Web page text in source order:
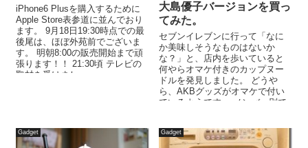
iPhone6 Plusを購入するために
Apple Store表参道に並んでおり
ます。 9月18日19:30時点での最
後尾は、ほぼ外苑前でございま
す。 明朝8:00の販売開始まで頑
張ります！！ 21:30頃 テレビの
取材を受けまし...
大島優子バージョンを買っ
てみた。
セブンイレブンに行って「なに
か美味しそうなものはないか
な？」と、店内を歩いていると
何やらオマケ付きのカップヌー
ドルを発見しました。 どうや
ら、AKBグッズがオマケで付い
ているようです。 メンバー別で
Gadget Gadget